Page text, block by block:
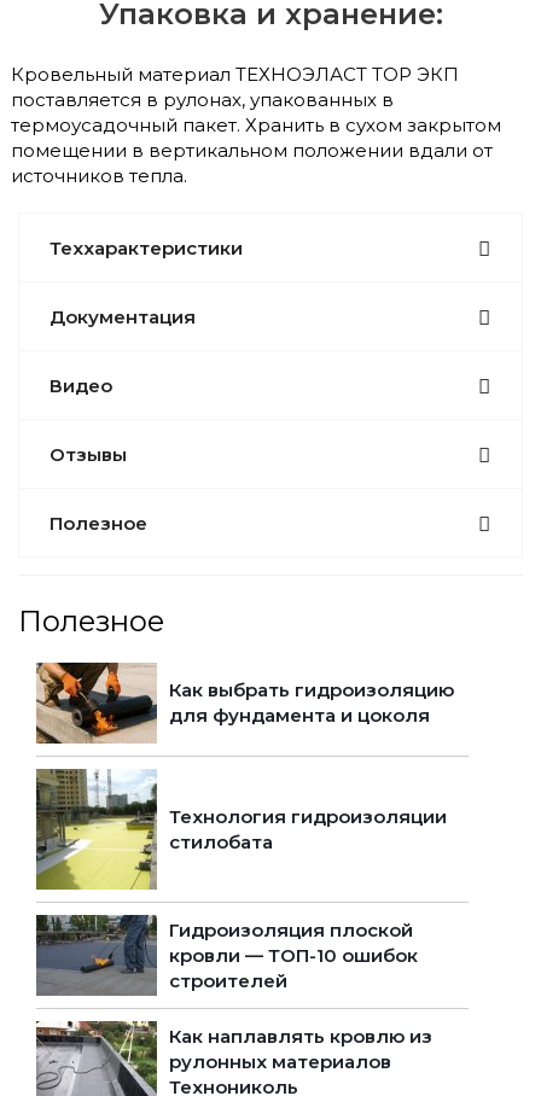
Упаковка и хранение:
Кровельный материал ТЕХНОЭЛАСТ ТОР ЭКП
поставляется в рулонах, упакованных в
термоусадочный пакет. Хранить в сухом закрытом
помещении в вертикальном положении вдали от
источников тепла.
Теххарактеристики
Документация
Видео
Отзывы
Полезное
Полезное
Как выбрать гидроизоляцию
для фундамента и цоколя
Технология гидроизоляции
стилобата
Гидроизоляция плоской
кровли — ТОП-10 ошибок
строителей
Как наплавлять кровлю из
рулонных материалов
Технониколь